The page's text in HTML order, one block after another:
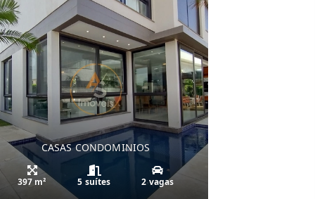
CASAS CONDOMINIOS
397 m² 5 suítes 2 vagas